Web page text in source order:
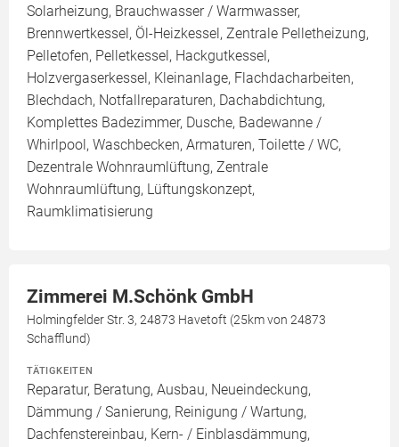
Solarheizung, Brauchwasser / Warmwasser,
Brennwertkessel, Öl-Heizkessel, Zentrale Pelletheizung,
Pelletofen, Pelletkessel, Hackgutkessel,
Holzvergaserkessel, Kleinanlage, Flachdacharbeiten,
Blechdach, Notfallreparaturen, Dachabdichtung,
Komplettes Badezimmer, Dusche, Badewanne /
Whirlpool, Waschbecken, Armaturen, Toilette / WC,
Dezentrale Wohnraumlüftung, Zentrale
Wohnraumlüftung, Lüftungskonzept,
Raumklimatisierung
Zimmerei M.Schönk GmbH
Holmingfelder Str. 3, 24873 Havetoft (25km von 24873
Schafflund)
TÄTIGKEITEN
Reparatur, Beratung, Ausbau, Neueindeckung,
Dämmung / Sanierung, Reinigung / Wartung,
Dachfenstereinbau, Kern- / Einblasdämmung,